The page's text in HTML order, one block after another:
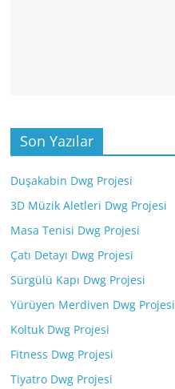
Son Yazılar
Duşakabin Dwg Projesi
3D Müzik Aletleri Dwg Projesi
Masa Tenisi Dwg Projesi
Çatı Detayı Dwg Projesi
Sürgülü Kapı Dwg Projesi
Yürüyen Merdiven Dwg Projesi
Koltuk Dwg Projesi
Fitness Dwg Projesi
Tiyatro Dwg Projesi